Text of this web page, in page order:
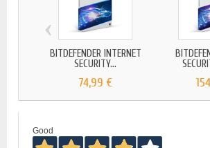
BITDEFENDER INTERNET
SECURITY...
74,99 €
‹
Good